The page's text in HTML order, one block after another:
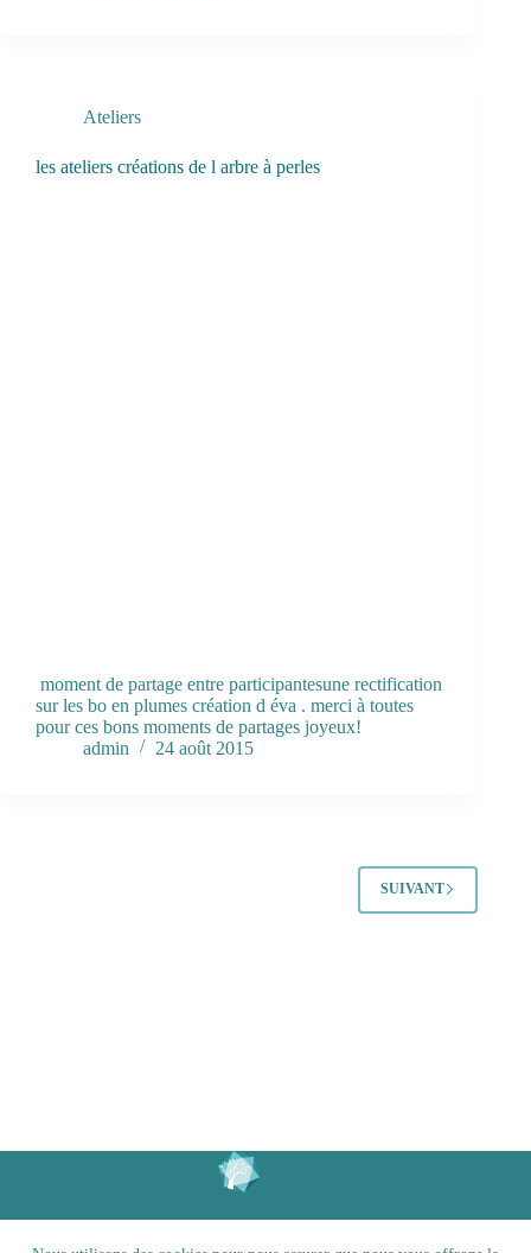
Ateliers
les ateliers créations de l arbre à perles
moment de partage entre participantesune rectification
sur les bo en plumes création d éva . merci à toutes
pour ces bons moments de partages joyeux!
admin
24 août 2015
SUIVANT